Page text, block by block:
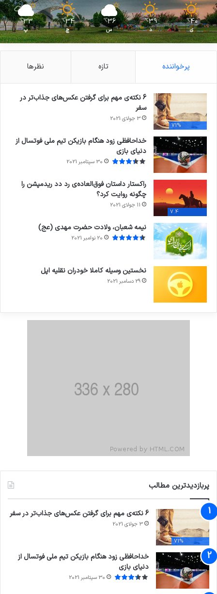
40
℃
ی
39
℃
د
36
℃
س
34
℃
چ
33
℃
پ
پرخواننده تازه نظرها
71%
6 نکته‌ی مهم برای گرفتن عکس‌های جذاب‌تر در
سفر
3 جولای 2021
خداحافظی زود هنگام بازیکن تیم ملی فوتسال از
دنیای بازی
30 سپتامبر 2021
7.4
راکستار داستان فوق‌العاده‌ی رد دد ریدمپشن را
چگونه روایت کرد؟
11 جولای 2021
نیمه شعبان، ولادت حضرت مهدی (عج)
20 نوامبر 2021
نخستین وسیله کاملا خودران نقلیه اپل
29 دسامبر 2021
پربازدیدترین مطالب
71%
6 نکته‌ی مهم برای گرفتن عکس‌های جذاب‌تر در سفر
3 جولای 2021
خداحافظی زود هنگام بازیکن تیم ملی فوتسال از
دنیای بازی
30 سپتامبر 2021